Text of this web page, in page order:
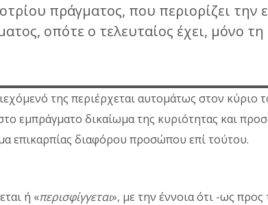
πράγματος, που περιορίζει την
οπότε ο τελευταίος έχει, μόνο τη
της περιέρχεται αυτομάτως στον κύριο
εμπράγματο δικαίωμα της κυριότητας και
επικαρπίας διαφόρου προσώπου επί τούτου.
ή «περισφίγγεται», με την έννοια ότι -ως προς